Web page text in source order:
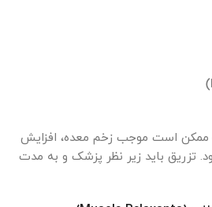
ممکن است موجب زخم معده، افزایش
تزریق باید زیر نظر پزشک و به مدت